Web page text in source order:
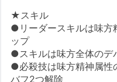
★スキル
●リーダースキルは味方
ップ
●スキルは味方全体のデ
●必殺技は味方精神属性
バフ2つ解除